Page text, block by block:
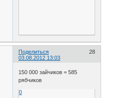
Поделиться
28
03.08.2012 13:03
150 000 зайчиков = 585
рябчиков
0